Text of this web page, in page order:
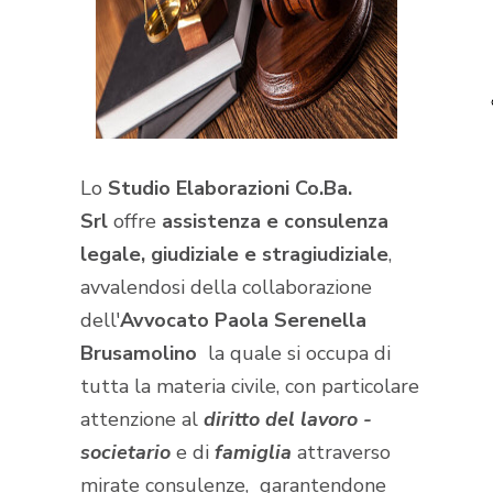
Lo Studio Elaborazioni Co.Ba.
Srl offre assistenza e consulenza
legale, giudiziale e stragiudiziale,
avvalendosi della collaborazione
dell'Avvocato Paola Serenella
Brusamolino la quale si occupa di
tutta la materia civile, con particolare
attenzione al diritto del lavoro -
societario e di famiglia attraverso
mirate consulenze, garantendone